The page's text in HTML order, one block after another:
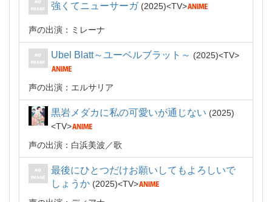
強くてニューサーガ 2025 TV
声の出演：ミレーナ
Ubel Blatt～ユーベルブラット～ 2025 TV
声の出演：エルサリア
黒岩メダカに私の可愛いが通じない
2025
TV
声の出演：白浜美波
歌
最後にひとつだけお願いしてもよろしいで
しょうか
2025
TV